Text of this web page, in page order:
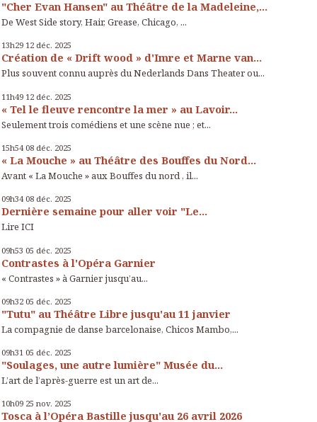
"Cher Evan Hansen" au Théâtre de la Madeleine,...
De West Side story, Hair, Grease, Chicago, ...
13h29 12 déc. 2025
Création de « Drift wood » d'Imre et Marne van...
Plus souvent connu auprès du Nederlands Dans Theater ou...
11h49 12 déc. 2025
« Tel le fleuve rencontre la mer » au Lavoir...
Seulement trois comédiens et une scène nue ; et...
15h54 08 déc. 2025
« La Mouche » au Théâtre des Bouffes du Nord...
Avant « La Mouche » aux Bouffes du nord , il...
09h34 08 déc. 2025
Dernière semaine pour aller voir "Le...
Lire ICI
09h53 05 déc. 2025
Contrastes à l'Opéra Garnier
« Contrastes » à Garnier jusqu’au...
09h32 05 déc. 2025
"Tutu" au Théâtre Libre jusqu'au 11 janvier
La compagnie de danse barcelonaise, Chicos Mambo,...
09h31 05 déc. 2025
"Soulages, une autre lumière" Musée du...
L’art de l’après-guerre est un art de...
10h09 25 nov. 2025
Tosca à l’Opéra Bastille jusqu'au 26 avril 2026